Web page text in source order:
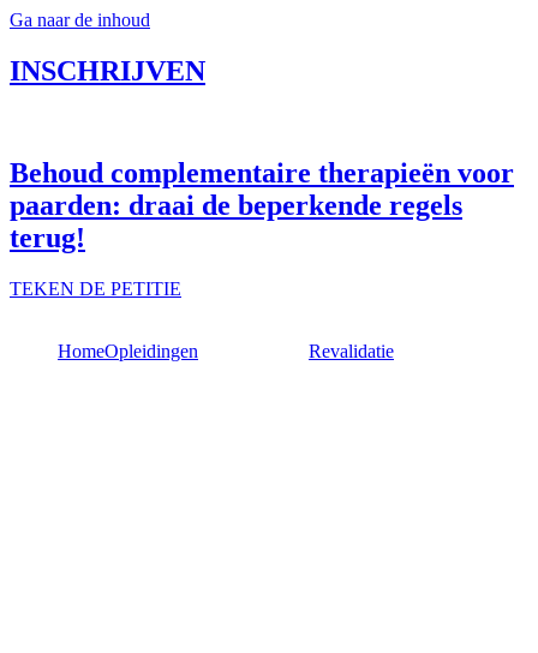
Ga naar de inhoud
INSCHRIJVEN
Behoud complementaire therapieën voor
paarden: draai de beperkende regels
terug!
TEKEN DE PETITIE
HomeOpleidingen Revalidatie